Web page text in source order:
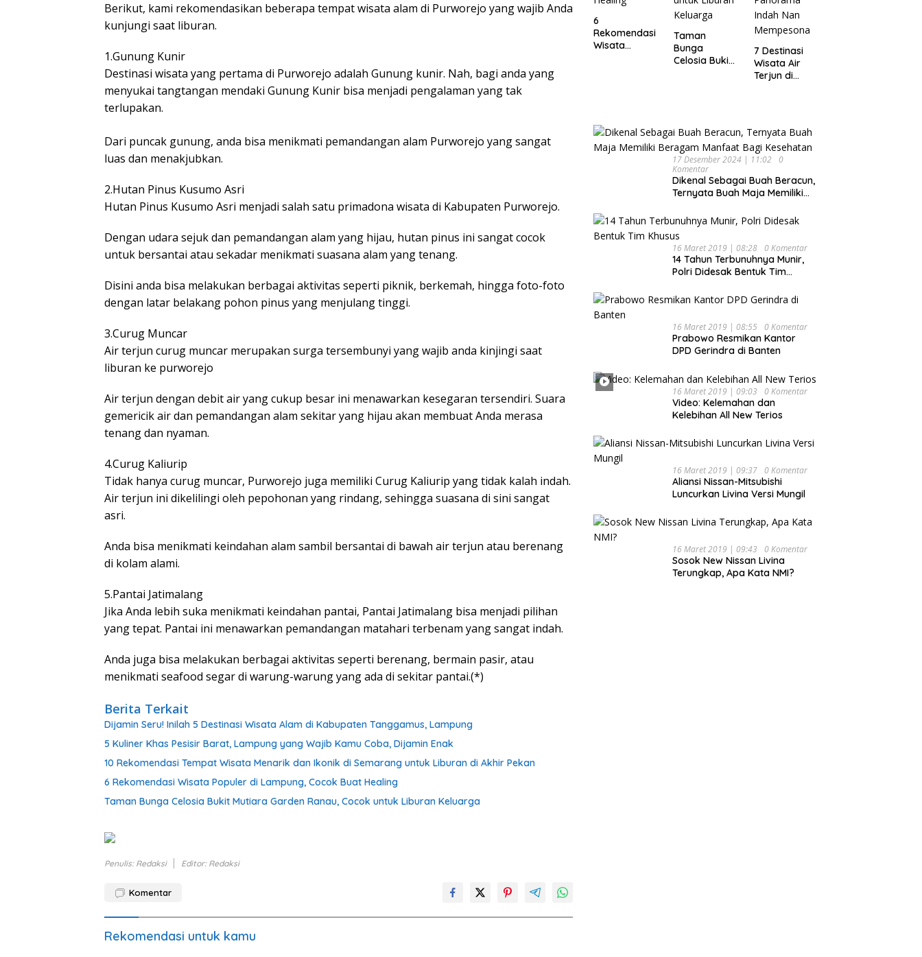
Berikut, kami rekomendasikan beberapa tempat wisata alam di Purworejo yang wajib Anda
kunjungi saat liburan.
1.Gunung Kunir
Destinasi wisata yang pertama di Purworejo adalah Gunung kunir. Nah, bagi anda yang
menyukai tangtangan mendaki Gunung Kunir bisa menjadi pengalaman yang tak
terlupakan.
Dari puncak gunung, anda bisa menikmati pemandangan alam Purworejo yang sangat
luas dan menakjubkan.
2.Hutan Pinus Kusumo Asri
Hutan Pinus Kusumo Asri menjadi salah satu primadona wisata di Kabupaten Purworejo.
Dengan udara sejuk dan pemandangan alam yang hijau, hutan pinus ini sangat cocok
untuk bersantai atau sekadar menikmati suasana alam yang tenang.
Disini anda bisa melakukan berbagai aktivitas seperti piknik, berkemah, hingga foto-foto
dengan latar belakang pohon pinus yang menjulang tinggi.
3.Curug Muncar
Air terjun curug muncar merupakan surga tersembunyi yang wajib anda kinjingi saat
liburan ke purworejo
Air terjun dengan debit air yang cukup besar ini menawarkan kesegaran tersendiri. Suara
gemericik air dan pemandangan alam sekitar yang hijau akan membuat Anda merasa
tenang dan nyaman.
4.Curug Kaliurip
Tidak hanya curug muncar, Purworejo juga memiliki Curug Kaliurip yang tidak kalah indah.
Air terjun ini dikelilingi oleh pepohonan yang rindang, sehingga suasana di sini sangat
asri.
Anda bisa menikmati keindahan alam sambil bersantai di bawah air terjun atau berenang
di kolam alami.
5.Pantai Jatimalang
Jika Anda lebih suka menikmati keindahan pantai, Pantai Jatimalang bisa menjadi pilihan
yang tepat. Pantai ini menawarkan pemandangan matahari terbenam yang sangat indah.
Anda juga bisa melakukan berbagai aktivitas seperti berenang, bermain pasir, atau
menikmati seafood segar di warung-warung yang ada di sekitar pantai.(*)
Berita Terkait
Dijamin Seru! Inilah 5 Destinasi Wisata Alam di Kabupaten Tanggamus, Lampung
5 Kuliner Khas Pesisir Barat, Lampung yang Wajib Kamu Coba, Dijamin Enak
10 Rekomendasi Tempat Wisata Menarik dan Ikonik di Semarang untuk Liburan di Akhir Pekan
6 Rekomendasi Wisata Populer di Lampung, Cocok Buat Healing
Taman Bunga Celosia Bukit Mutiara Garden Ranau, Cocok untuk Liburan Keluarga
Penulis: Redaksi Editor: Redaksi
Komentar
Rekomendasi untuk kamu
6
Rekomendasi
Wisata
Taman
Bunga
Celosia Bukit
7 Destinasi
Wisata Air
Terjun di
Indah Nan
Mempesona
17 Desember 2024 | 11:02
0
Komentar
Dikenal Sebagai Buah Beracun,
Ternyata Buah Maja Memiliki
Kesehatan
16 Maret 2019 | 08:28 0 Komentar
14 Tahun Terbunuhnya Munir,
Polri Didesak Bentuk Tim
16 Maret 2019 | 08:55 0 Komentar
Prabowo Resmikan Kantor
DPD Gerindra di Banten
16 Maret 2019 | 09:03 0 Komentar
Video: Kelemahan dan
Kelebihan All New Terios
16 Maret 2019 | 09:37 0 Komentar
Aliansi Nissan-Mitsubishi
Luncurkan Livina Versi Mungil
16 Maret 2019 | 09:43 0 Komentar
Sosok New Nissan Livina
Terungkap, Apa Kata NMI?